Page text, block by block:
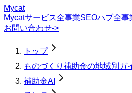
Mycat
Mycatサービス全事業SEOハブ全事
お問い合わせ->
トップ
ものづくり補助金の地域別ガ
補助金AI